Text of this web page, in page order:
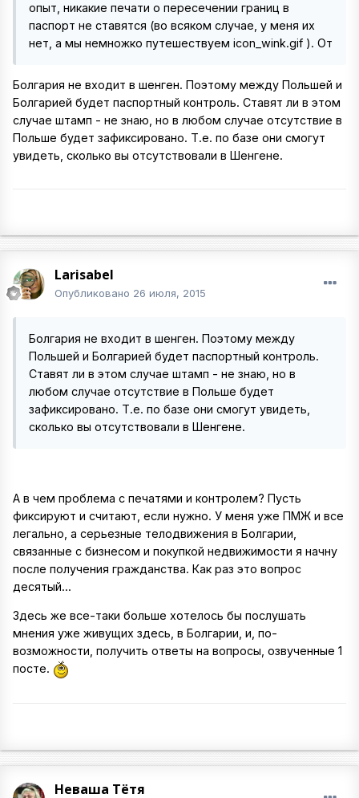
опыт, никакие печати о пересечении границ в
паспорт не ставятся (во всяком случае, у меня их
нет, а мы немножко путешествуем icon_wink.gif ). От
Болгария не входит в шенген. Поэтому между Польшей и
Болгарией будет паспортный контроль. Ставят ли в этом
случае штамп - не знаю, но в любом случае отсутствие в
Польше будет зафиксировано. Т.е. по базе они смогут
увидеть, сколько вы отсутствовали в Шенгене.
Larisabel
Опубликовано 26 июля, 2015
Болгария не входит в шенген. Поэтому между
Польшей и Болгарией будет паспортный контроль.
Ставят ли в этом случае штамп - не знаю, но в
любом случае отсутствие в Польше будет
зафиксировано. Т.е. по базе они смогут увидеть,
сколько вы отсутствовали в Шенгене.
А в чем проблема с печатями и контролем? Пусть
фиксируют и считают, если нужно. У меня уже ПМЖ и все
легально, а серьезные телодвижения в Болгарии,
связанные с бизнесом и покупкой недвижимости я начну
после получения гражданства. Как раз это вопрос
десятый...
Здесь же все-таки больше хотелось бы послушать
мнения уже живущих здесь, в Болгарии, и, по-
возможности, получить ответы на вопросы, озвученные 1
посте.
Неваша Тётя